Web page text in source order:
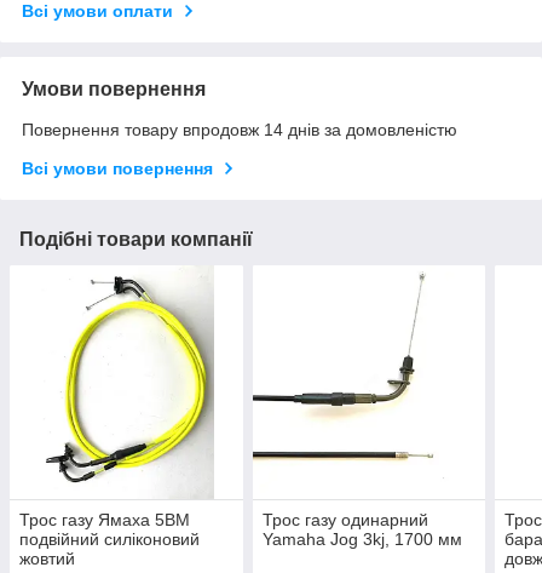
Всі умови оплати
Умови повернення
Повернення товару впродовж 14 днів за домовленістю
Всі умови повернення
Подібні товари компанії
Трос газу Ямаха 5BM
подвійний силіконовий
жовтий
Трос газу одинарний
Yamaha Jog 3kj, 1700 мм